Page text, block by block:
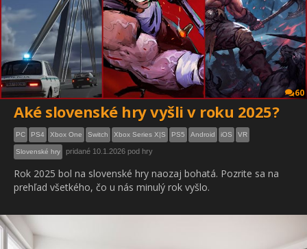
60
Aké slovenské hry vyšli v roku 2025?
PC PS4 Xbox One Switch Xbox Series X|S PS5 Android iOS VR
Slovenské hry pridané 10.1.2026 pod hry
Rok 2025 bol na slovenské hry naozaj bohatá. Pozrite sa na
prehľad všetkého, čo u nás minulý rok vyšlo.